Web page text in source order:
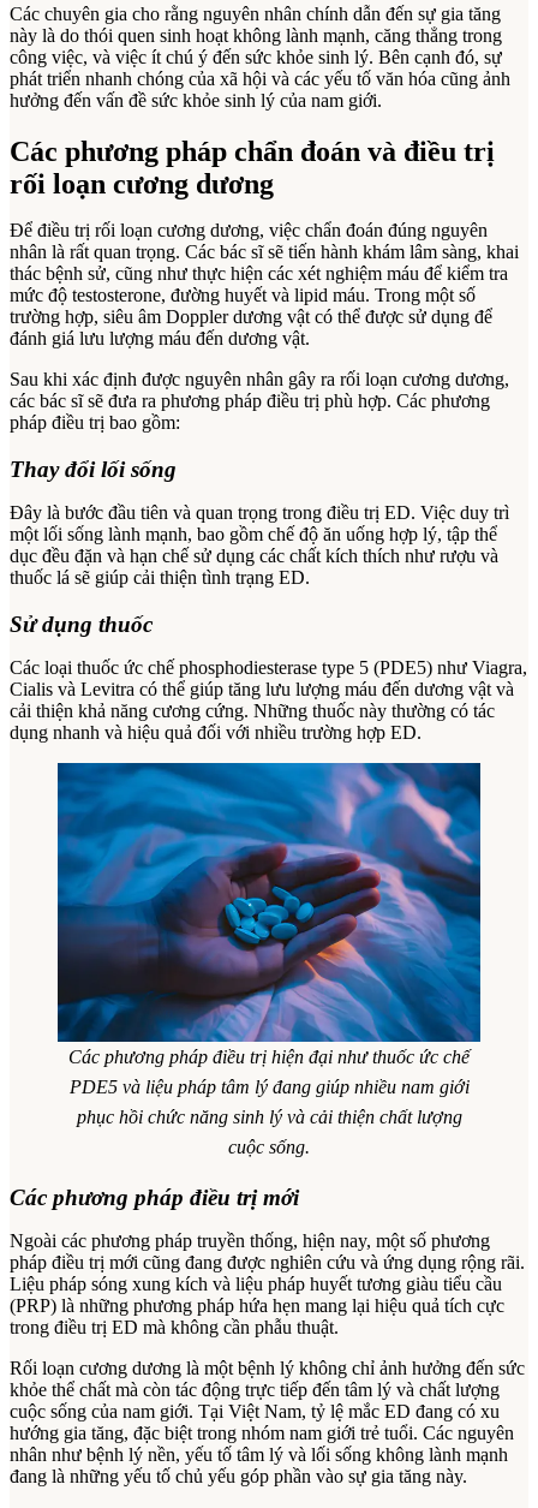
Các chuyên gia cho rằng nguyên nhân chính dẫn đến sự gia tăng
này là do thói quen sinh hoạt không lành mạnh, căng thẳng trong
công việc, và việc ít chú ý đến sức khỏe sinh lý. Bên cạnh đó, sự
phát triển nhanh chóng của xã hội và các yếu tố văn hóa cũng ảnh
hưởng đến vấn đề sức khỏe sinh lý của nam giới.
Các phương pháp chẩn đoán và điều trị
rối loạn cương dương
Để điều trị rối loạn cương dương, việc chẩn đoán đúng nguyên
nhân là rất quan trọng. Các bác sĩ sẽ tiến hành khám lâm sàng, khai
thác bệnh sử, cũng như thực hiện các xét nghiệm máu để kiểm tra
mức độ testosterone, đường huyết và lipid máu. Trong một số
trường hợp, siêu âm Doppler dương vật có thể được sử dụng để
đánh giá lưu lượng máu đến dương vật.
Sau khi xác định được nguyên nhân gây ra rối loạn cương dương,
các bác sĩ sẽ đưa ra phương pháp điều trị phù hợp. Các phương
pháp điều trị bao gồm:
Thay đổi lối sống
Đây là bước đầu tiên và quan trọng trong điều trị ED. Việc duy trì
một lối sống lành mạnh, bao gồm chế độ ăn uống hợp lý, tập thể
dục đều đặn và hạn chế sử dụng các chất kích thích như rượu và
thuốc lá sẽ giúp cải thiện tình trạng ED.
Sử dụng thuốc
Các loại thuốc ức chế phosphodiesterase type 5 (PDE5) như Viagra,
Cialis và Levitra có thể giúp tăng lưu lượng máu đến dương vật và
cải thiện khả năng cương cứng. Những thuốc này thường có tác
dụng nhanh và hiệu quả đối với nhiều trường hợp ED.
Các phương pháp điều trị hiện đại như thuốc ức chế
PDE5 và liệu pháp tâm lý đang giúp nhiều nam giới
phục hồi chức năng sinh lý và cải thiện chất lượng
cuộc sống.
Các phương pháp điều trị mới
Ngoài các phương pháp truyền thống, hiện nay, một số phương
pháp điều trị mới cũng đang được nghiên cứu và ứng dụng rộng rãi.
Liệu pháp sóng xung kích và liệu pháp huyết tương giàu tiểu cầu
(PRP) là những phương pháp hứa hẹn mang lại hiệu quả tích cực
trong điều trị ED mà không cần phẫu thuật.
Rối loạn cương dương là một bệnh lý không chỉ ảnh hưởng đến sức
khỏe thể chất mà còn tác động trực tiếp đến tâm lý và chất lượng
cuộc sống của nam giới. Tại Việt Nam, tỷ lệ mắc ED đang có xu
hướng gia tăng, đặc biệt trong nhóm nam giới trẻ tuổi. Các nguyên
nhân như bệnh lý nền, yếu tố tâm lý và lối sống không lành mạnh
đang là những yếu tố chủ yếu góp phần vào sự gia tăng này.